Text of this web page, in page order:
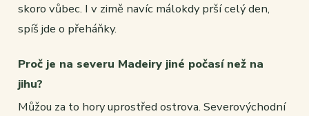
skoro vůbec. I v zimě navíc málokdy prší celý den,
spíš jde o přeháňky.
Proč je na severu Madeiry jiné počasí než na
jihu?
Můžou za to hory uprostřed ostrova. Severovýchodní